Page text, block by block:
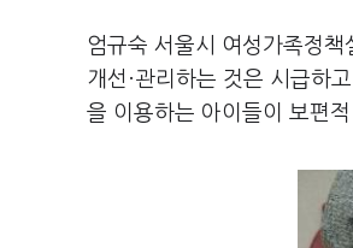
엄규숙 서울시 여성가족정
개선·관리하는 것은 시급하
을 이용하는 아이들이 보편